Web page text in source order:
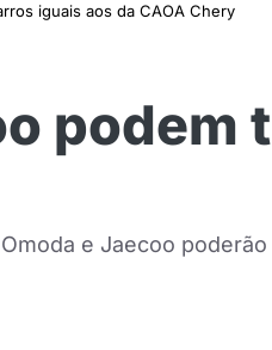
iguais aos da CAOA Chery
podem
e Jaecoo